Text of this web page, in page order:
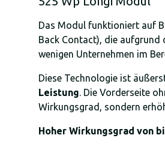
Das Modul funktioniert auf
Back Contact), die aufgrund
wenigen Unternehmen im
Diese Technologie ist
Leistung. Die Vorderseite
Wirkungsgrad, sondern
Hoher Wirkungsgrad von